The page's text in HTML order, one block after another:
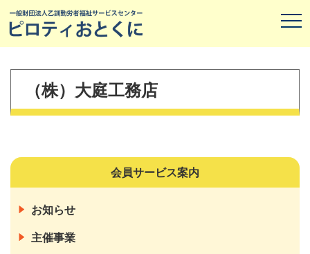
（株）大庭工務店
会員サービス案内
お知らせ
主催事業